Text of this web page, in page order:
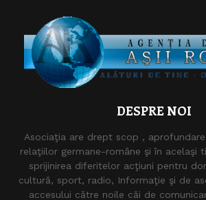
DESPRE NOI
Asociaţia are drept scop ,
relaţiilor germane-române şi în acelaşi
sprijinirea diferitelor acţiuni pentru
cultură, sport, radio, Informaţie şi de
accesului către noile căi de